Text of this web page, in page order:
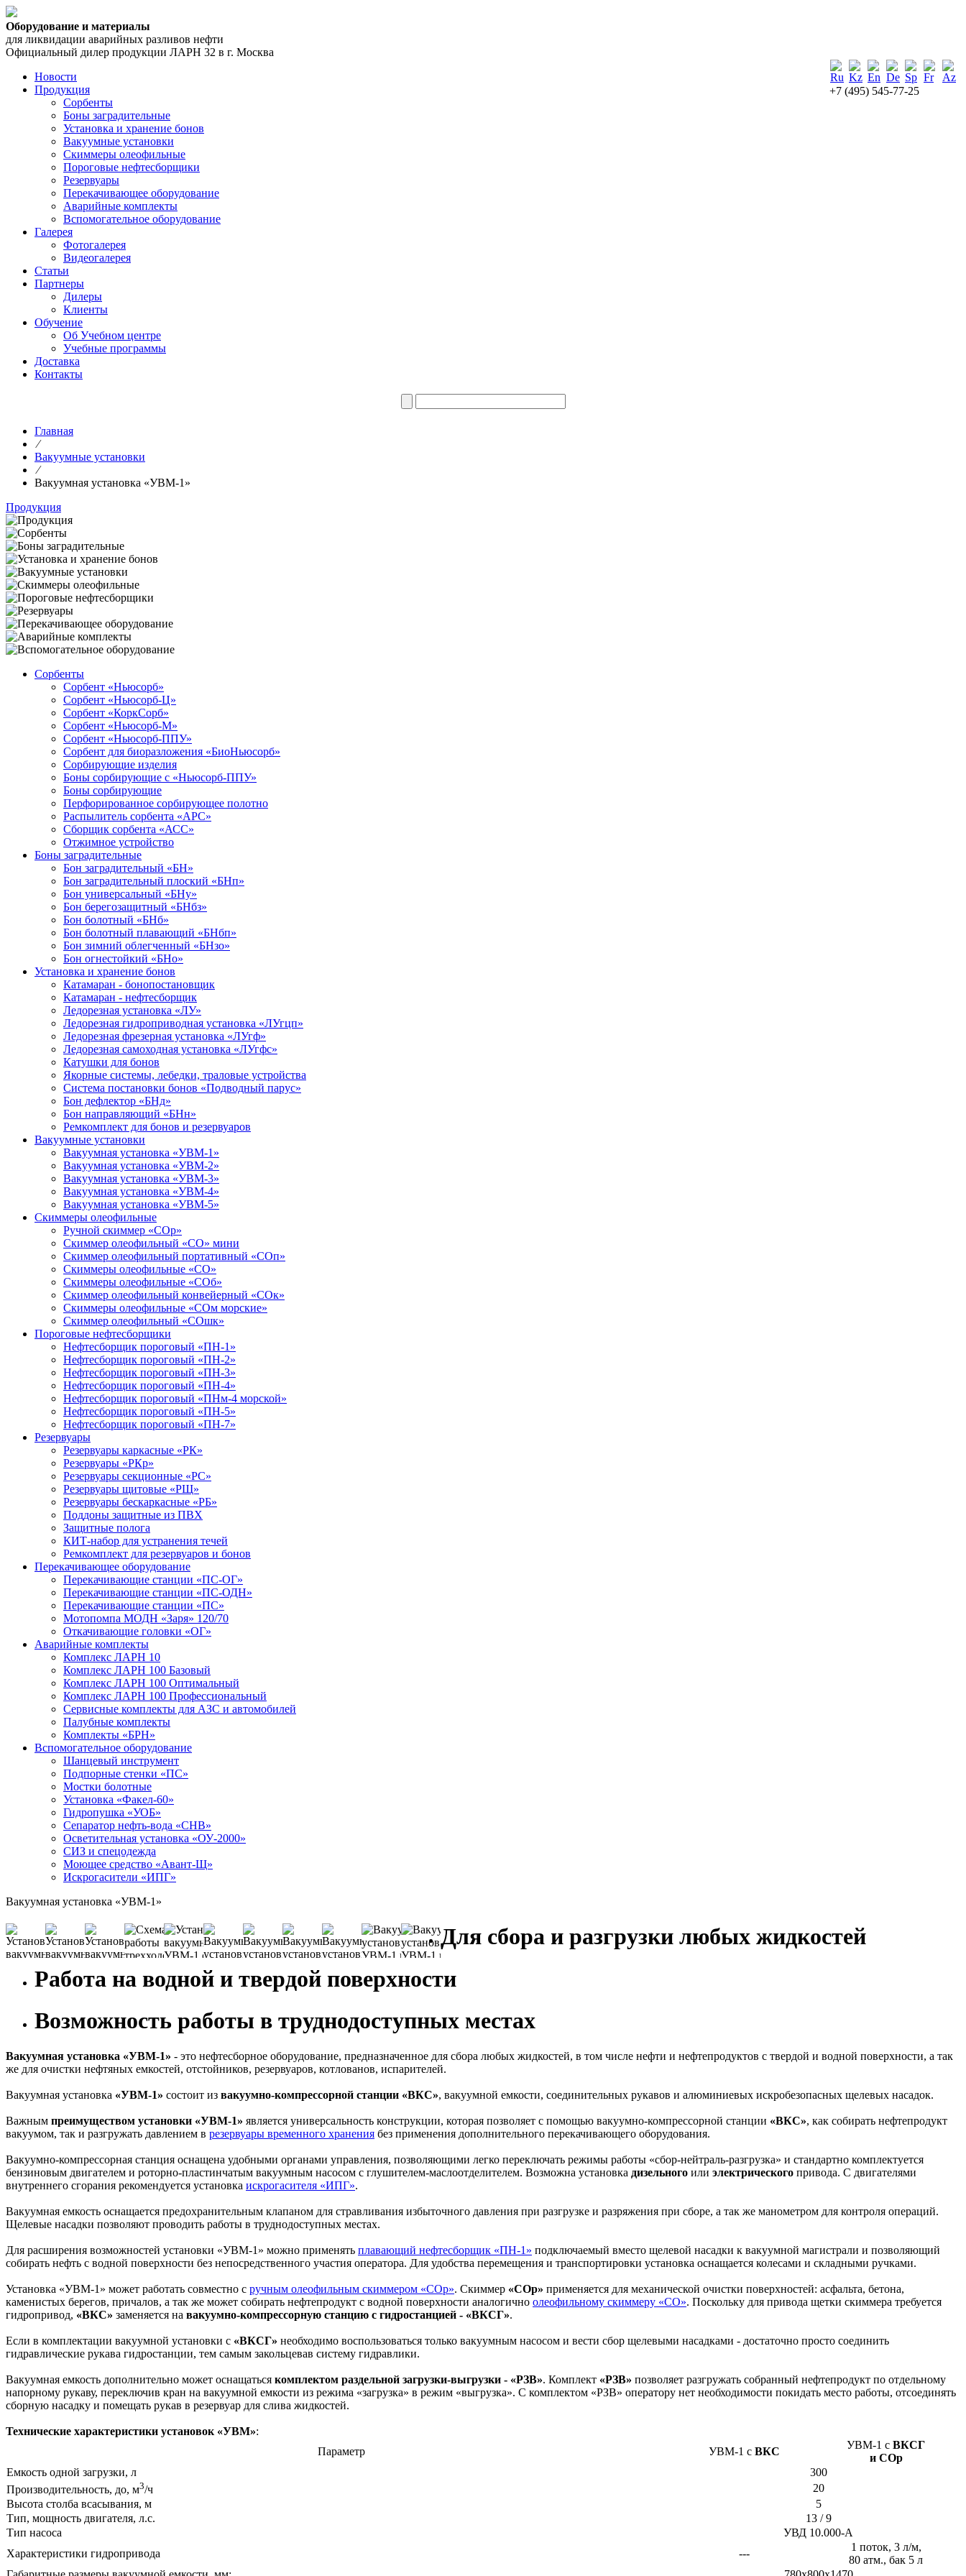
Оборудование и материалы
для ликвидации аварийных разливов нефти
Официальный дилер продукции ЛАРН 32 в г. Москва
+7 (495) 545-77-25
Новости
Продукция
Сорбенты
Боны заградительные
Установка и хранение бонов
Вакуумные установки
Скиммеры олеофильные
Пороговые нефтесборщики
Резервуары
Перекачивающее оборудование
Аварийные комплекты
Вспомогательное оборудование
Галерея
Фотогалерея
Видеогалерея
Статьи
Партнеры
Дилеры
Клиенты
Обучение
Об Учебном центре
Учебные программы
Доставка
Контакты
Главная
⁄
Вакуумные установки
⁄
Вакуумная установка «УВМ-1»
Продукция
Сорбенты
Сорбент «Ньюсорб»
Сорбент «Ньюсорб-Ц»
Сорбент «КоркСорб»
Сорбент «Ньюсорб-М»
Сорбент «Ньюсорб-ППУ»
Сорбент для биоразложения «БиоНьюсорб»
Сорбирующие изделия
Боны сорбирующие с «Ньюсорб-ППУ»
Боны сорбирующие
Перфорированное сорбирующее полотно
Распылитель сорбента «АРС»
Сборщик сорбента «АСС»
Отжимное устройство
Боны заградительные
Бон заградительный «БН»
Бон заградительный плоский «БНп»
Бон универсальный «БНу»
Бон берегозащитный «БНбз»
Бон болотный «БНб»
Бон болотный плавающий «БНбп»
Бон зимний облегченный «БНзо»
Бон огнестойкий «БНо»
Установка и хранение бонов
Катамаран - бонопостановщик
Катамаран - нефтесборщик
Ледорезная установка «ЛУ»
Ледорезная гидроприводная установка «ЛУгцп»
Ледорезная фрезерная установка «ЛУгф»
Ледорезная самоходная установка «ЛУгфс»
Катушки для бонов
Якорные системы, лебедки, траловые устройства
Система постановки бонов «Подводный парус»
Бон дефлектор «БНд»
Бон направляющий «БНн»
Ремкомплект для бонов и резервуаров
Вакуумные установки
Вакуумная установка «УВМ-1»
Вакуумная установка «УВМ-2»
Вакуумная установка «УВМ-3»
Вакуумная установка «УВМ-4»
Вакуумная установка «УВМ-5»
Скиммеры олеофильные
Ручной скиммер «СОр»
Скиммер олеофильный «СО» мини
Скиммер олеофильный портативный «СОп»
Скиммеры олеофильные «СО»
Скиммеры олеофильные «СОб»
Скиммер олеофильный конвейерный «СОк»
Скиммеры олеофильные «СОм морские»
Скиммер олеофильный «СОшк»
Пороговые нефтесборщики
Нефтесборщик пороговый «ПН-1»
Нефтесборщик пороговый «ПН-2»
Нефтесборщик пороговый «ПН-3»
Нефтесборщик пороговый «ПН-4»
Нефтесборщик пороговый «ПНм-4 морской»
Нефтесборщик пороговый «ПН-5»
Нефтесборщик пороговый «ПН-7»
Резервуары
Резервуары каркасные «РК»
Резервуары «РКр»
Резервуары секционные «РС»
Резервуары щитовые «РЩ»
Резервуары бескаркасные «РБ»
Поддоны защитные из ПВХ
Защитные полога
КИТ-набор для устранения течей
Ремкомплект для резервуаров и бонов
Перекачивающее оборудование
Перекачивающие станции «ПС-ОГ»
Перекачивающие станции «ПС-ОДН»
Перекачивающие станции «ПС»
Мотопомпа МОДН «Заря» 120/70
Откачивающие головки «ОГ»
Аварийные комплекты
Комплекс ЛАРН 10
Комплекс ЛАРН 100 Базовый
Комплекс ЛАРН 100 Оптимальный
Комплекс ЛАРН 100 Профессиональный
Сервисные комплекты для АЗС и автомобилей
Палубные комплекты
Комплекты «БРН»
Вспомогательное оборудование
Шанцевый инструмент
Подпорные стенки «ПС»
Мостки болотные
Установка «Факел-60»
Гидропушка «УОБ»
Сепаратор нефть-вода «СНВ»
Осветительная установка «ОУ-2000»
СИЗ и спецодежда
Моющее средство «Авант-Щ»
Искрогасители «ИПГ»
Вакуумная установка «УВМ-1»
Для сбора и разгрузки любых жидкостей
Работа на водной и твердой поверхности
Возможность работы в труднодоступных местах
Вакуумная установка «УВМ-1» - это нефтесборное оборудование, предназначенное для сбора любых жидкостей, в том числе нефти и нефтепродуктов с твердой и водной поверхности, а так
же для очистки нефтяных емкостей, отстойников, резервуаров, котлованов, испарителей.
Вакуумная установка «УВМ-1» состоит из вакуумно-компрессорной станции «ВКС», вакуумной емкости, соединительных рукавов и алюминиевых искробезопасных щелевых насадок.
Важным преимуществом установки «УВМ-1» является универсальность конструкции, которая позволяет с помощью вакуумно-компрессорной станции «ВКС», как собирать нефтепродукт
вакуумом, так и разгружать давлением в резервуары временного хранения без применения дополнительного перекачивающего оборудования.
Вакуумно-компрессорная станция оснащена удобными органами управления, позволяющими легко переключать режимы работы «сбор-нейтраль-разгрузка» и стандартно комплектуется
бензиновым двигателем и роторно-пластинчатым вакуумным насосом с глушителем-маслоотделителем. Возможна установка дизельного или электрического привода. С двигателями
внутреннего сгорания рекомендуется установка искрогасителя «ИПГ».
Вакуумная емкость оснащается предохранительным клапаном для стравливания избыточного давления при разгрузке и разряжения при сборе, а так же манометром для контроля операций.
Щелевые насадки позволяют проводить работы в труднодоступных местах.
Для расширения возможностей установки «УВМ-1» можно применять плавающий нефтесборщик «ПН-1» подключаемый вместо щелевой насадки к вакуумной магистрали и позволяющий
собирать нефть с водной поверхности без непосредственного участия оператора. Для удобства перемещения и транспортировки установка оснащается колесами и складными ручками.
Установка «УВМ-1» может работать совместно с ручным олеофильным скиммером «СОр». Скиммер «СОр» применяется для механической очистки поверхностей: асфальта, бетона,
каменистых берегов, причалов, а так же может собирать нефтепродукт с водной поверхности аналогично олеофильному скиммеру «СО». Поскольку для привода щетки скиммера требуется
гидропривод, «ВКС» заменяется на вакуумно-компрессорную станцию с гидростанцией - «ВКСГ».
Если в комплектации вакуумной установки с «ВКСГ» необходимо воспользоваться только вакуумным насосом и вести сбор щелевыми насадками - достаточно просто соединить
гидравлические рукава гидростанции, тем самым закольцевав систему гидравлики.
Вакуумная емкость дополнительно может оснащаться комплектом раздельной загрузки-выгрузки - «РЗВ». Комплект «РЗВ» позволяет разгружать собранный нефтепродукт по отдельному
напорному рукаву, переключив кран на вакуумной емкости из режима «загрузка» в режим «выгрузка». С комплектом «РЗВ» оператору нет необходимости покидать место работы, отсоединять
сборную насадку и помещать рукав в резервуар для слива жидкостей.
Технические характеристики установок «УВМ»:
Параметр
УВМ-1 с ВКС
УВМ-1 с ВКСГ
и СОр
Емкость одной загрузки, л
300
Производительность, до, м3/ч
20
Высота столба всасывания, м
5
Тип, мощность двигателя, л.с.
13 / 9
Тип насоса
УВД 10.000-А
Характеристики гидропривода
---
1 поток, 3 л/м,
80 атм., бак 5 л